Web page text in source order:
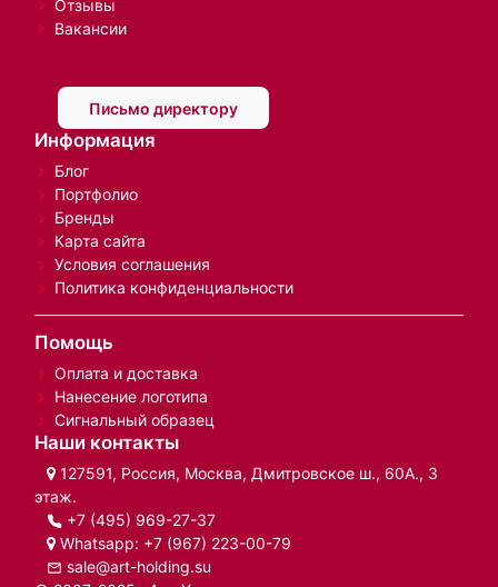
Отзывы
Вакансии
Письмо директору
Информация
Блог
Портфолио
Бренды
Карта сайта
Условия соглашения
Политика конфиденциальности
Помощь
Оплата и доставка
Нанесение логотипа
Сигнальный образец
Наши контакты
127591, Россия, Москва, Дмитровское ш., 60А., 3
этаж.
+7 (495) 969-27-37
Whatsapp: +7 (967) 223-00-79
sale@art-holding.su